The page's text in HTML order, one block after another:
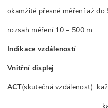
okamžité přesné měření až do
rozsah měření 10 – 500 m
Indikace vzdáleností
Vnitřní displej
ACT(skutečná vzdálenost):
každých 1m